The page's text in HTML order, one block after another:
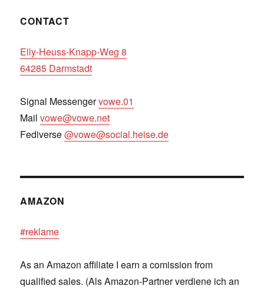
CONTACT
Elly-Heuss-Knapp-Weg 8
64285 Darmstadt
Signal Messengervowe.01
Mailvowe@vowe.net
Fediverse@vowe@social.heise.de
AMAZON
#reklame
As an Amazon affiliate I earn a comission from
qualified sales. (Als Amazon-Partner verdiene ich an